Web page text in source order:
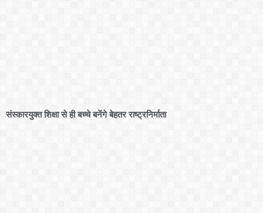
संस्कारयुक्त शिक्षा से ही बच्चे बनेंगे बेहतर राष्ट्रनिर्माता